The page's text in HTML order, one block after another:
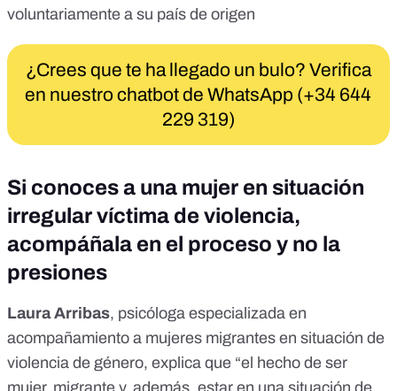
voluntariamente a su país de origen
¿Crees que te ha llegado un bulo? Verifica
en nuestro chatbot de WhatsApp (+34 644
229 319)
Si conoces a una mujer en situación
irregular víctima de violencia,
acompáñala en el proceso y no la
presiones
Laura Arribas, psicóloga especializada en
acompañamiento a mujeres migrantes en situación de
violencia de género, explica que “el hecho de ser